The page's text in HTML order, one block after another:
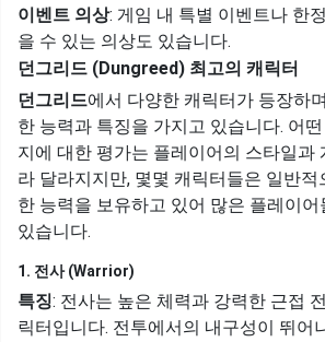
이벤트 의상: 게임 내 특별 이벤트나 한
을 수 있는 의상도 있습니다.
던그리드 (Dungreed) 최고의 캐릭터
던그리드에서 다양한 캐릭터가 등장하
한 능력과 특징을 가지고 있습니다. 어떤
지에 대한 평가는 플레이어의 스타일과
라 달라지지만, 몇몇 캐릭터들은 일반
한 능력을 보유하고 있어 많은 플레이
있습니다.
1. 전사 (Warrior)
특징: 전사는 높은 체력과 강력한 근접
릭터입니다. 전투에서의 내구성이 뛰어